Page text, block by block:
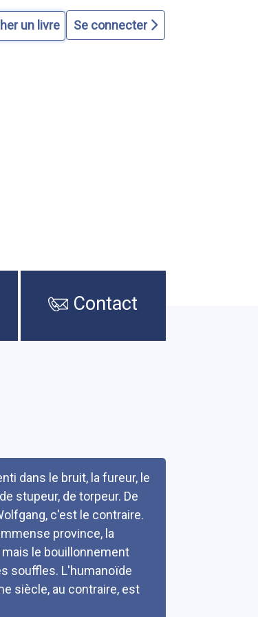
Se connecter
Contact
dans le bruit, la fureur, le
stupeur, de torpeur. De
c'est le contraire.
province, la
le bouillonnement
souffles. L'humanoïde
siècle, au contraire, est